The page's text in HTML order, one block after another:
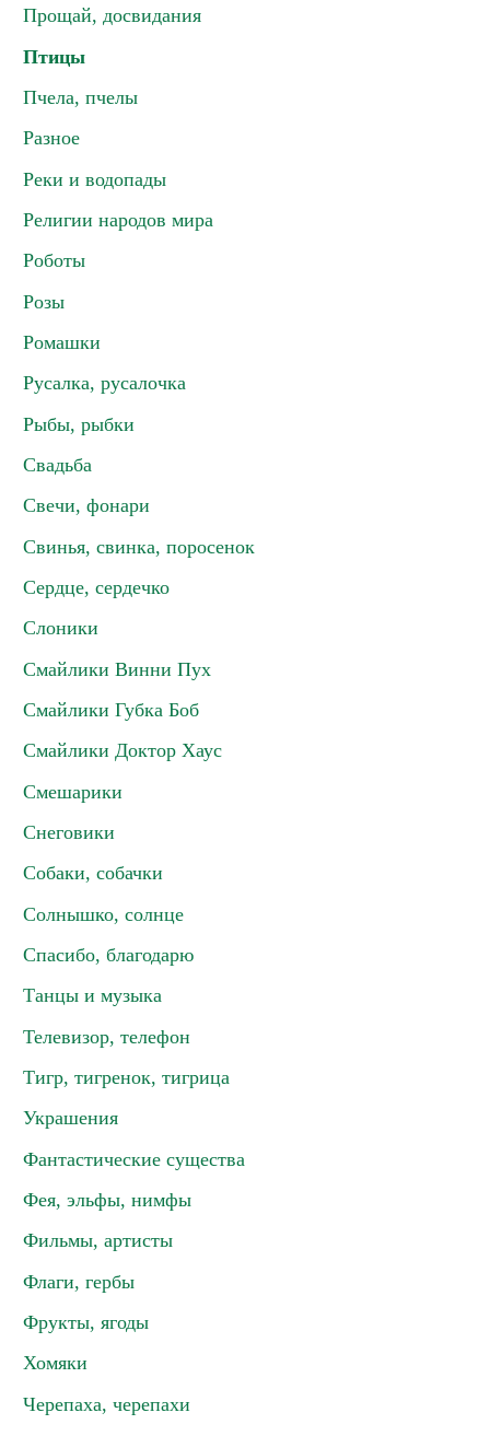
Прощай, досвидания
Птицы
Пчела, пчелы
Разное
Реки и водопады
Религии народов мира
Роботы
Розы
Ромашки
Русалка, русалочка
Рыбы, рыбки
Свадьба
Свечи, фонари
Свинья, свинка, поросенок
Сердце, сердечко
Слоники
Смайлики Винни Пух
Смайлики Губка Боб
Смайлики Доктор Хаус
Смешарики
Снеговики
Собаки, собачки
Солнышко, солнце
Спасибо, благодарю
Танцы и музыка
Телевизор, телефон
Тигр, тигренок, тигрица
Украшения
Фантастические существа
Фея, эльфы, нимфы
Фильмы, артисты
Флаги, гербы
Фрукты, ягоды
Хомяки
Черепаха, черепахи